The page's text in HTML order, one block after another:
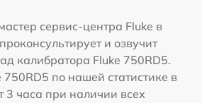
сервис-центра Fluke в
и озвучит
калибратора Fluke 750RD5.
750RD5 по нашей статистике в
3 часа при наличии всех